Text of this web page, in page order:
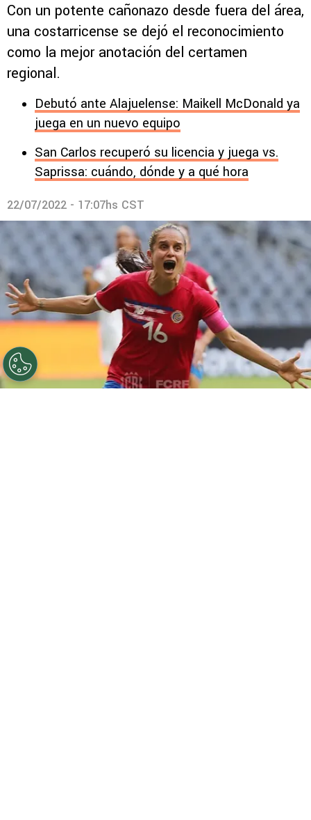
Con un potente cañonazo desde fuera del área,
una costarricense se dejó el reconocimiento
como la mejor anotación del certamen
regional.
Debutó ante Alajuelense: Maikell McDonald ya
juega en un nuevo equipo
San Carlos recuperó su licencia y juega vs.
Saprissa: cuándo, dónde y a qué hora
22/07/2022 - 17:07hs CST